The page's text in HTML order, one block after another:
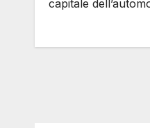
capitale